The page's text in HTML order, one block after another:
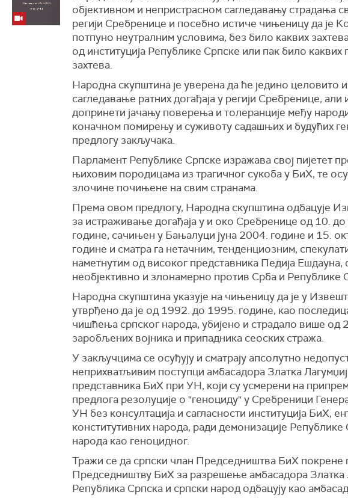
објективном и непристрасном сагледавању страдања
регији Сребренице и посебно истиче чињеницу да је
потпуно неутралним условима, без било каквих
од институција Републике Српске или пак било каквих
захтева.
Народна скупштина је уверена да ће једино целовито
сагледавање ратних догађаја у регији Сребренице, али
допринети јачању поверења и толеранције међу
коначном помирењу и суживоту садашњих и будућих
предлогу закључака.
Парламент Републике Српске изражава свој пијетет
њиховим породицама из трагичног сукоба у БиХ, те
злочине почињене на свим странама.
Према овом предлогу, Народна скупштина одбацује
за истраживање догађаја у и око Сребренице од 10. до
године, сачињен у Бањалуци јуна 2004. године и 15.
године и сматра га нетачним, тенденциозним,
наметнутим од високог представника Педија
необјективно и злонамерно против Срба и Републике
Народна скупштина указује на чињеницу да је у
утврђено да је од 1992. до 1995. године, као
чишћења српског народа, убијено и страдало више од
заробљених војника и припадника сеоских стража.
У закључцима се осуђују и сматрају апсолутно
неприхватљивим поступци амбасадора Златка
представника БиХ при УН, који су усмерени на
предлога резолуције о "геноциду" у Сребреници
УН без консултација и сагласности институција БиХ,
конститутивних народа, ради демонизације Републике
народа као геноцидног.
Тражи се да српски члан Председништва БиХ покрене
Председништву БиХ за разрешење амбасадора Златка
Република Српска и српски народ одбацују као